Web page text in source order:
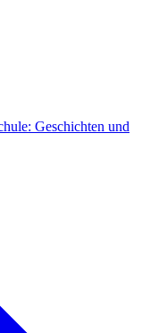
Geschichten und